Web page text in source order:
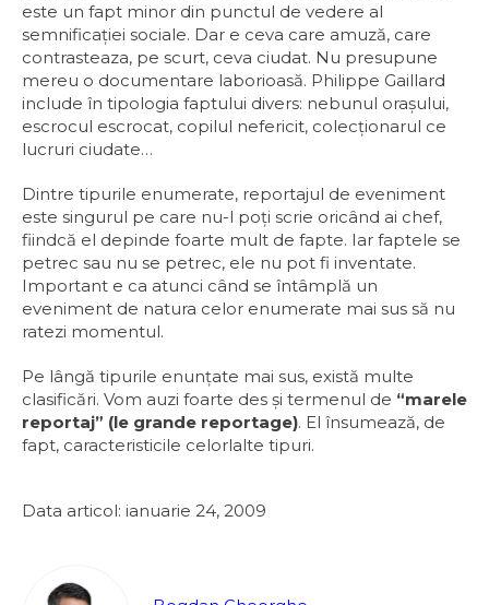
este un fapt minor din punctul de vedere al
semnificaţiei sociale. Dar e ceva care amuză, care
contrasteaza, pe scurt, ceva ciudat. Nu presupune
mereu o documentare laborioasă. Philippe Gaillard
include în tipologia faptului divers: nebunul orașului,
escrocul escrocat, copilul nefericit, colecţionarul ce
lucruri ciudate…
Dintre tipurile enumerate, reportajul de eveniment
este singurul pe care nu-l poţi scrie oricând ai chef,
fiindcă el depinde foarte mult de fapte. Iar faptele se
petrec sau nu se petrec, ele nu pot fi inventate.
Important e ca atunci când se întâmplă un
eveniment de natura celor enumerate mai sus să nu
ratezi momentul.
Pe lângă tipurile enunţate mai sus, există multe
clasificări. Vom auzi foarte des și termenul de “marele
reportaj” (le grande reportage). El însumează, de
fapt, caracteristicile celorlalte tipuri.
Data articol: ianuarie 24, 2009